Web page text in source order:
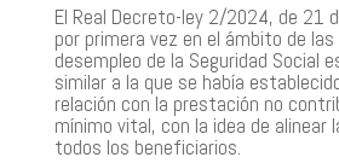
El Real Decreto-ley 2/2024, de 21
por primera vez en el ámbito de
desempleo de la Seguridad Social
similar a la que se había
relación con la prestación no
mínimo vital, con la idea de alinear
todos los beneficiarios.